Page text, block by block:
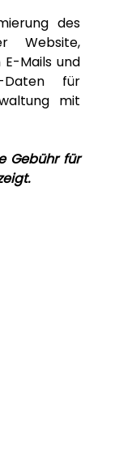
des
Website,
Mails und
Daten für
mit
Gebühr für